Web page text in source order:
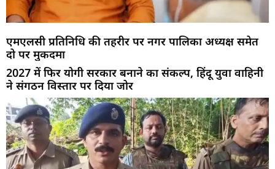
एमएलसी प्रतिनिधि की तहरीर पर नगर पालिका अध्यक्ष समेत
दो पर मुकदमा
2027 में फिर योगी सरकार बनाने का संकल्प, हिंदू युवा वाहिनी
ने संगठन विस्तार पर दिया जोर